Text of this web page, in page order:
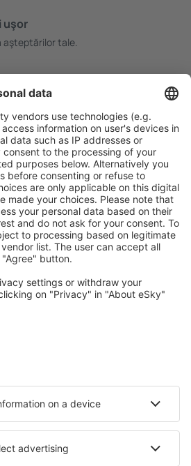
uşor
tale.
cu opțiune gratuită de anulare.
mai mult
oferte speciale pentru utilizatorii
mil. de opţiuni: hoteluri, cabane,
de către utilizatorii eSky
Cazare în Bibione
Cazare în Ravenna